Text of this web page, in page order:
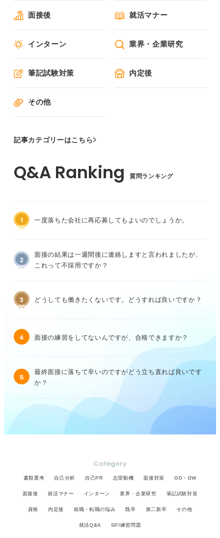
面接後 就活マナー
インターン 業界・企業研究
筆記試験対策 内定後
その他
記事カテゴリーはこちら
質問ランキング
1 一度落ちた会社に再応募してもよいのでしょうか。
2
面接の結果は一週間後に連絡しますと言われましたが、
これって不採用ですか？
3 どうしても働きたくないです。どうすれば良いですか？
4 面接の練習をしてないんですが、合格できますか？
5
最終面接に落ちて辛いのですがどう立ち直れば良いです
か？
Category
書類選考 自己分析 自己PR 志望動機 面接対策 GD・GW
面接後 就活マナー インターン 業界・企業研究 筆記試験対策
資格 内定後 就職・転職の悩み 既卒 第二新卒 その他
就活Q&A SPI練習問題